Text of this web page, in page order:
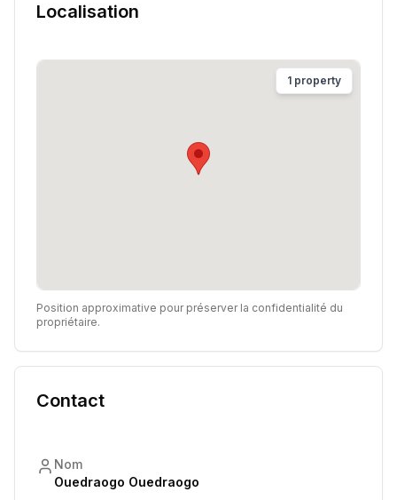
Localisation
1 property
Position approximative pour préserver la confidentialité du
propriétaire.
Contact
Nom
Ouedraogo Ouedraogo